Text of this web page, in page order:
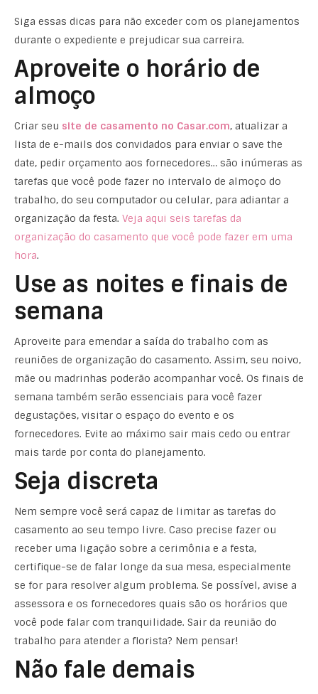
Siga essas dicas para não exceder com os planejamentos
durante o expediente e prejudicar sua carreira.
Aproveite o horário de
almoço
Criar seu site de casamento no Casar.com, atualizar a
lista de e-mails dos convidados para enviar o save the
date, pedir orçamento aos fornecedores… são inúmeras as
tarefas que você pode fazer no intervalo de almoço do
trabalho, do seu computador ou celular, para adiantar a
organização da festa. Veja aqui seis tarefas da
organização do casamento que você pode fazer em uma
hora.
Use as noites e finais de
semana
Aproveite para emendar a saída do trabalho com as
reuniões de organização do casamento. Assim, seu noivo,
mãe ou madrinhas poderão acompanhar você. Os finais de
semana também serão essenciais para você fazer
degustações, visitar o espaço do evento e os
fornecedores. Evite ao máximo sair mais cedo ou entrar
mais tarde por conta do planejamento.
Seja discreta
Nem sempre você será capaz de limitar as tarefas do
casamento ao seu tempo livre. Caso precise fazer ou
receber uma ligação sobre a cerimônia e a festa,
certifique-se de falar longe da sua mesa, especialmente
se for para resolver algum problema. Se possível, avise a
assessora e os fornecedores quais são os horários que
você pode falar com tranquilidade. Sair da reunião do
trabalho para atender a florista? Nem pensar!
Não fale demais